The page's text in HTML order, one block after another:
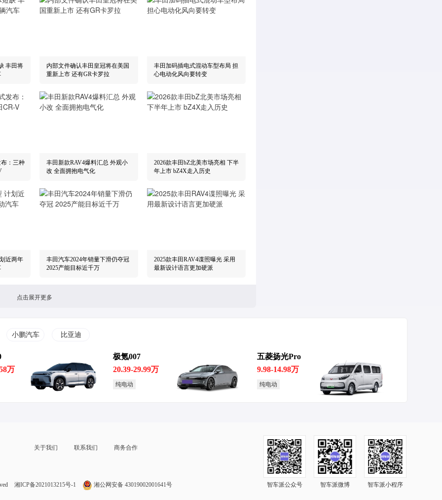
丰田将
内部文件确认丰田皇冠将在美国
重新上市 还有GR卡罗拉
丰田加码插电式混动车型布局 担
心电动化风向要转变
：三种
丰田新款RAV4爆料汇总 外观小
改 全面拥抱电气化
2026款丰田bZ北美市场亮相 下半
年上市 bZ4X走入历史
近两年
丰田汽车2024年销量下滑仍夺冠
2025产能目标近千万
2025款丰田RAV4谍照曝光 采用
最新设计语言更加硬派
市场
丰田高管批加州排放新规：强行
推动几乎不可能实现
1095万辆调整至1085万
点击展开更多
小鹏汽车 比亚迪
万
极氪007
20.39-29.99万
纯电动
五菱扬光Pro
9.98-14.98万
纯电动
智车派公众号 智车派微博 智车派小程序
关于我们 联系我们 商务合作
湘ICP备2021013215号-1 湘公网安备 43019002001641号